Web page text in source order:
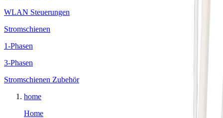
WLAN Steuerungen
Stromschienen
1-Phasen
3-Phasen
Stromschienen Zubehör
home
Home